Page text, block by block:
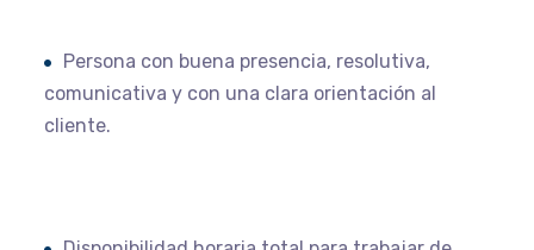
Persona con buena presencia, resolutiva,
comunicativa y con una clara orientación al
cliente.